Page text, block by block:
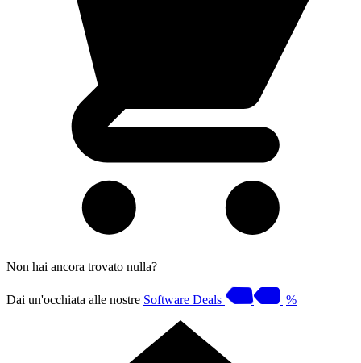
Non hai ancora trovato nulla?
Dai un'occhiata alle nostre Software Deals %